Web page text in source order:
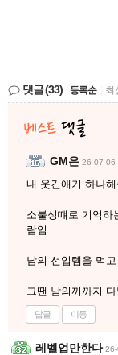
댓글(33) 등록순 최
GM은 26-07-06
내 웃긴애기 하나
소불성떄로 기억하
람임
남의 선입템을 먹
그땐 남의꺼까지
답글 이동
레벨업만한다